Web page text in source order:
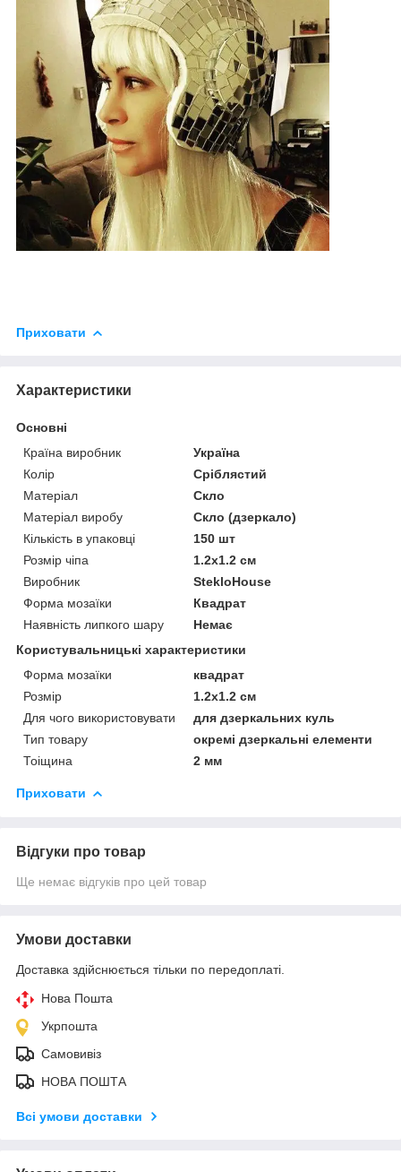
Приховати
Характеристики
Основні
Країна виробник
Україна
Колір
Сріблястий
Матеріал
Скло
Матеріал виробу
Скло (дзеркало)
Кількість в упаковці
150 шт
Розмір чіпа
1.2х1.2 см
Виробник
StekloHouse
Форма мозаїки
Квадрат
Наявність липкого шару
Немає
Користувальницькі характеристики
Форма мозаїки
квадрат
Розмір
1.2х1.2 см
Для чого використовувати
для дзеркальних куль
Тип товару
окремі дзеркальні елементи
Тоіщина
2 мм
Приховати
Відгуки про товар
Ще немає відгуків про цей товар
Умови доставки
Доставка здійснюється тільки по передоплаті.
Нова Пошта
Укрпошта
Самовивіз
НОВА ПОШТА
Всі умови доставки